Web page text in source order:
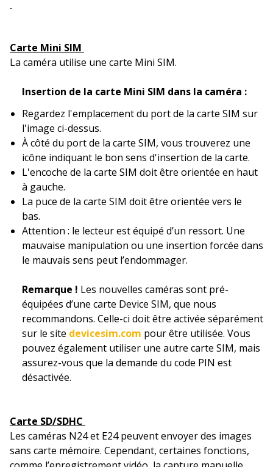
Carte Mini SIM
La caméra utilise une carte Mini SIM.
Insertion de la carte Mini SIM dans la caméra :
Regardez l'emplacement du port de la carte SIM sur
l'image ci-dessus.
À côté du port de la carte SIM, vous trouverez une
icône indiquant le bon sens d'insertion de la carte.
L'encoche de la carte SIM doit être orientée en haut
à gauche.
La puce de la carte SIM doit être orientée vers le
bas.
Attention : le lecteur est équipé d’un ressort. Une
mauvaise manipulation ou une insertion forcée dans
le mauvais sens peut l’endommager.
Remarque ! Les nouvelles caméras sont pré-
équipées d’une carte Device SIM, que nous
recommandons. Celle-ci doit être activée séparément
sur le site devicesim.com pour être utilisée. Vous
pouvez également utiliser une autre carte SIM, mais
assurez-vous que la demande du code PIN est
désactivée.
Carte SD/SDHC
Les caméras N24 et E24 peuvent envoyer des images
sans carte mémoire. Cependant, certaines fonctions,